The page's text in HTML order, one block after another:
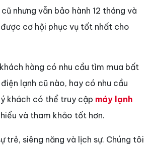
nhưng vẫn bảo hành 12 tháng và
cơ hội phục vụ tốt nhất cho
hàng có nhu cầu tìm mua bất
lạnh cũ nào, hay có nhu cầu
khách có thể truy cập máy lạnh
và tham khảo tốt hơn.
trẻ, siêng năng và lịch sự. Chúng tôi